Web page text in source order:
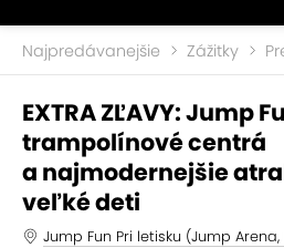
Najpredávanejšie Zážitky
EXTRA ZĽAVY: Jump
trampolínové centrá
a najmodernejšie
veľké deti
Jump Fun Pri letisku (Jump Arena,